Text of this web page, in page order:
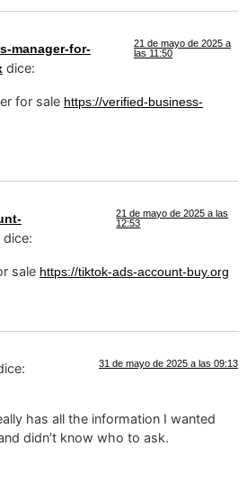
manager-for-
dice:
21 de mayo de 2025 a
las 11:50
for sale https://verified-business-
dice:
21 de mayo de 2025 a las
12:53
sale https://tiktok-ads-account-buy.org
31 de mayo de 2025 a las 09:13
has all the information I wanted
didn’t know who to ask.